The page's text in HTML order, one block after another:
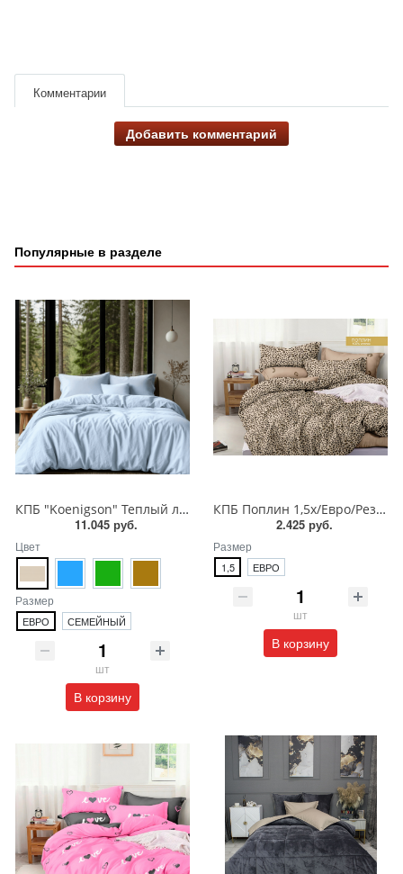
Комментарии
Добавить комментарий
Популярные в разделе
КПБ "Koenigson" Теплый лён /Бояртекс
11.045 руб.
Цвет
Размер
ЕВРО СЕМЕЙНЫЙ
шт
В корзину
КПБ Поплин 1,5х/Евро/Резинка/ПВ27-1444/ВТ/Асс
2.425 руб.
Размер
1,5 ЕВРО
шт
В корзину